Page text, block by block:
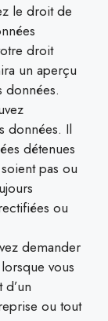
le droit de
droit
un aperçu
données.
données. Il
détenues
pas ou
ou
demander
vous
ou tout